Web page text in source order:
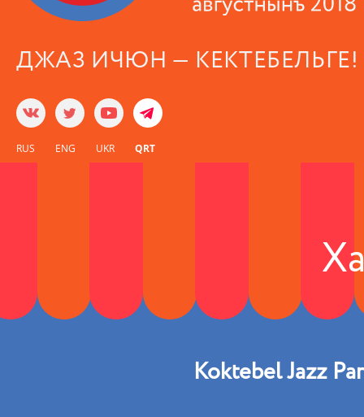
ДЖАЗ ИЧЮН — КЕКТЕБЕЛЬГЕ!
RUS ENG UKR QRT
Koktebel Jazz